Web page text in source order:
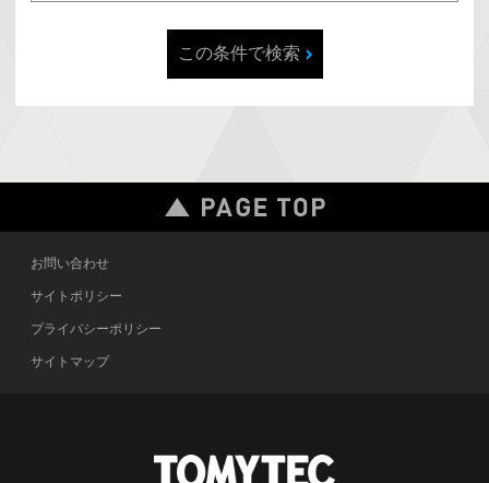
この条件で検索
お問い合わせ
サイトポリシー
プライバシーポリシー
サイトマップ